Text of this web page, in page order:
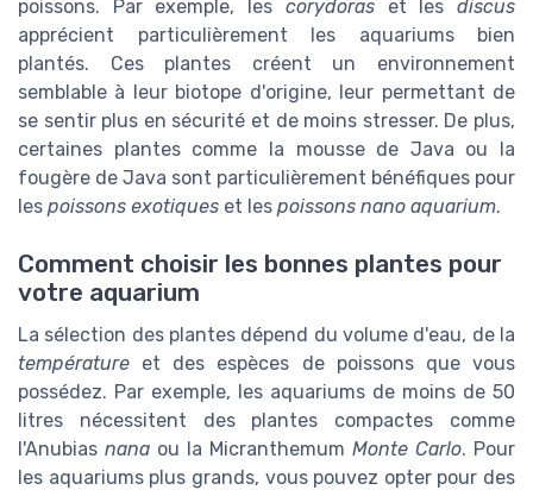
poissons. Par exemple, les corydoraset lesdiscus
apprécient particulièrement les aquariums bien
plantés. Ces plantes créent un environnement
semblable à leur biotope d'origine, leur permettant de
se sentir plus en sécurité et de moins stresser. De plus,
certaines plantes comme la mousse de Java ou la
fougère de Java sont particulièrement bénéfiques pour
les poissons exotiques et les poissons nano aquarium.
Comment choisir les bonnes plantes pour
votre aquarium
La sélection des plantes dépend du volume d'eau, de la
température et des espèces de poissons que vous
possédez. Par exemple, les aquariums de moins de 50
litres nécessitent des plantes compactes comme
l'Anubias nana ou la Micranthemum Monte Carlo. Pour
les aquariums plus grands, vous pouvez opter pour des